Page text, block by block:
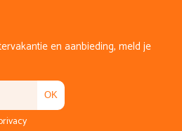
en aanbieding, meld je
OK